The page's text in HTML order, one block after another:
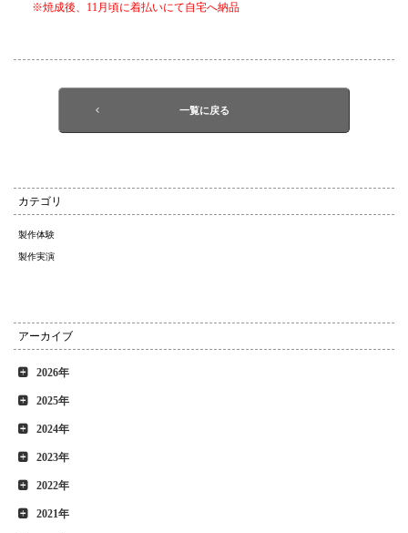
※焼成後、11月頃に着払いにて自宅へ納品
一覧に戻る
カテゴリ
製作体験
製作実演
アーカイブ
2026年
2025年
2024年
2023年
2022年
2021年